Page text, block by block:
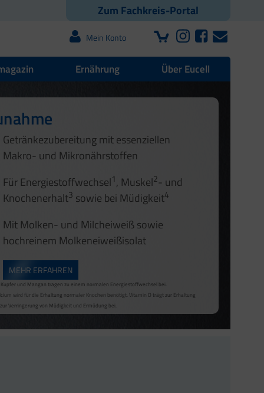
Zum Fachkreis-Portal
Mein Konto
Ernährung Über Eucell
Getränkezubereitung mit essenziellen
Makro- und Mikronährstoffen
Für Energiestoffwechsel1 , Muskel2- und
Knochenerhalt3 sowie bei Müdigkeit4
Mit Molken- und Milcheiweiß sowie
hochreinem Molkeneiweißisolat
MEHR ERFAHREN
und Mangan tragen zu einem normalen Energiestoffwechsel bei.
wird für die Erhaltung normaler Knochen benötigt. Vitamin D trägt zur Erhaltung
Verringerung von Müdigkeit und Ermüdung bei.
1
und Mangan tragen zu einem normalen Energiestoffwechsel bei.
Verringerung von Müdigkeit und Ermüdung bei.